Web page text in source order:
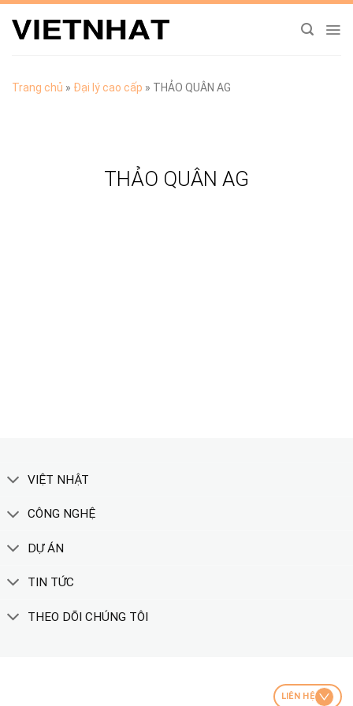
Chuyển
đến
Trang chủ » Đại lý cao cấp » THẢO QUÂN AG
THẢO QUÂN AG
VIỆT NHẬT
CÔNG NGHỆ
DỰ ÁN
TIN TỨC
THEO DÕI CHÚNG TÔI
LIÊN HỆ